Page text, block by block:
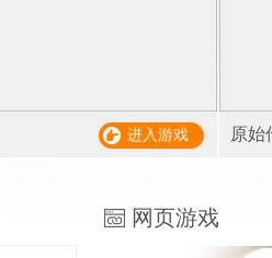
进入游戏 原始
网页游戏